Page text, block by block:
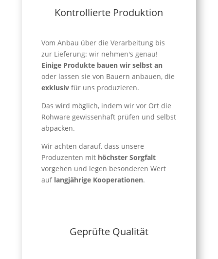
Kontrollierte Produktion
Vom Anbau über die Verarbeitung bis
zur Lieferung: wir nehmen's genau!
Einige Produkte bauen wir selbst an
oder lassen sie von Bauern anbauen, die
exklusivfür uns produzieren.
Das wird möglich, indem wir vor Ort die
Rohware gewissenhaft prüfen und selbst
abpacken.
Wir achten darauf, dass unsere
Produzenten mit höchster Sorgfalt
vorgehen und legen besonderen Wert
auf langjährige Kooperationen.
Geprüfte Qualität